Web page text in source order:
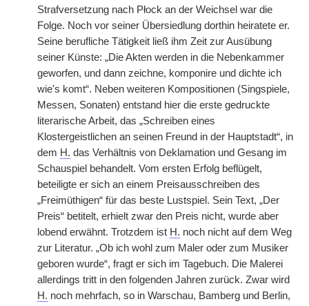
Strafversetzung nach Płock an der Weichsel war die
Folge. Noch vor seiner Übersiedlung dorthin heiratete er.
Seine berufliche Tätigkeit ließ ihm Zeit zur Ausübung
seiner Künste: „Die Akten werden in die Nebenkammer
geworfen, und dann zeichne, komponire und dichte ich
wie's komt“. Neben weiteren Kompositionen (Singspiele,
Messen, Sonaten) entstand hier die erste gedruckte
literarische Arbeit, das „Schreiben eines
Klostergeistlichen an seinen Freund in der Hauptstadt“, in
dem H. das Verhältnis von Deklamation und Gesang im
Schauspiel behandelt. Vom ersten Erfolg beflügelt,
beteiligte er sich an einem Preisausschreiben des
„Freimüthigen“ für das beste Lustspiel. Sein Text, „Der
Preis“ betitelt, erhielt zwar den Preis nicht, wurde aber
lobend erwähnt. Trotzdem ist H. noch nicht auf dem Weg
zur Literatur. „Ob ich wohl zum Maler oder zum Musiker
geboren wurde“, fragt er sich im Tagebuch. Die Malerei
allerdings tritt in den folgenden Jahren zurück. Zwar wird
H. noch mehrfach, so in Warschau, Bamberg und Berlin,